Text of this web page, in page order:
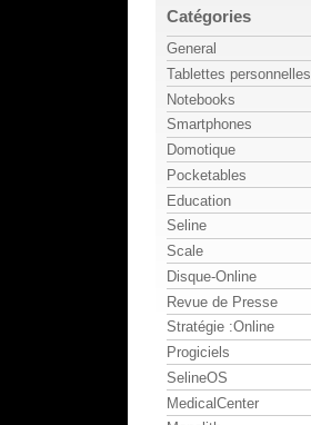
Catégories
General
Tablettes personnelles
Notebooks
Smartphones
Domotique
Pocketables
Education
Seline
Scale
Disque-Online
Revue de Presse
Stratégie :Online
Progiciels
SelineOS
MedicalCenter